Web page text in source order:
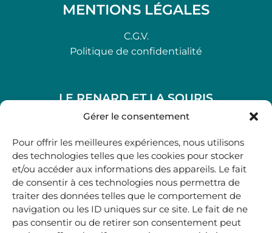
Gérer le consentement
Pour offrir les meilleures expériences, nous utilisons
des technologies telles que les cookies pour stocker
et/ou accéder aux informations des appareils. Le fait
de consentir à ces technologies nous permettra de
traiter des données telles que le comportement de
navigation ou les ID uniques sur ce site. Le fait de ne
pas consentir ou de retirer son consentement peut
MENTIONS LÉGALES
C.G.V.
Politique de confidentialité
LE RENARD ET LA SOURIS
48, rue Maubec 33210 LANGON
05 40 41 37 18
.
MARDI AU SAMEDI
10H00-12H45 | 14H00 -19H00